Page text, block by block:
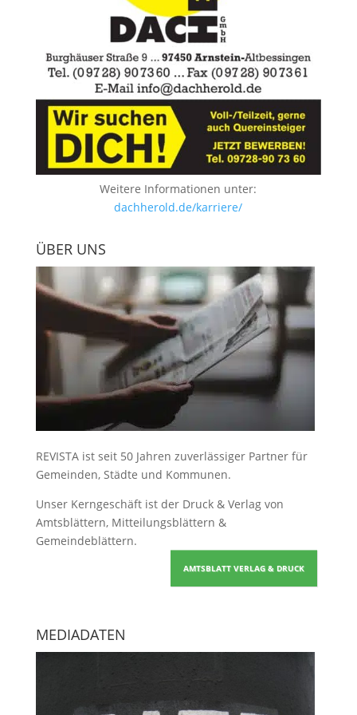
Weitere Informationen unter:
dachherold.de/karriere/
ÜBER UNS
REVISTA ist seit 50 Jahren zuverlässiger Partner für
Gemeinden, Städte und Kommunen.
Unser Kerngeschäft ist der Druck & Verlag von
Amtsblättern, Mitteilungsblättern &
Gemeindeblättern.
AMTSBLATT VERLAG & DRUCK
MEDIADATEN